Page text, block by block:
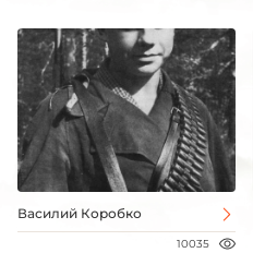
Василий Коробко
10035